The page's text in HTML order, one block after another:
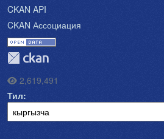
CKAN API
CKAN Ассоциация
2,619,491
Тил